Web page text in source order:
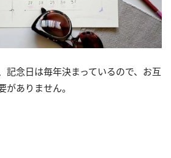
記念日は毎年決まっているので、お互
がありません。